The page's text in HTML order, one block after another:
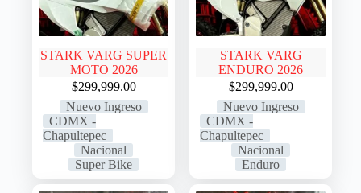
STARK VARG SUPER
MOTO 2026
$299,999.00
Nuevo Ingreso
CDMX -
Chapultepec
Nacional
Super Bike
STARK VARG
ENDURO 2026
$299,999.00
Nuevo Ingreso
CDMX -
Chapultepec
Nacional
Enduro